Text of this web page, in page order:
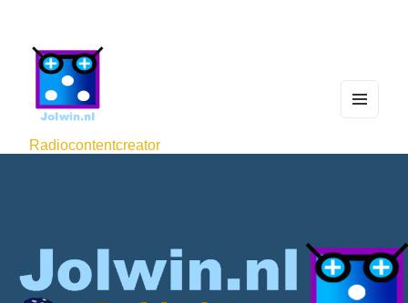
Radiocontentcreator
WIDG